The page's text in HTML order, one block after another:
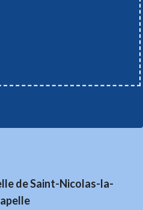
de Saint-Nicolas-la-